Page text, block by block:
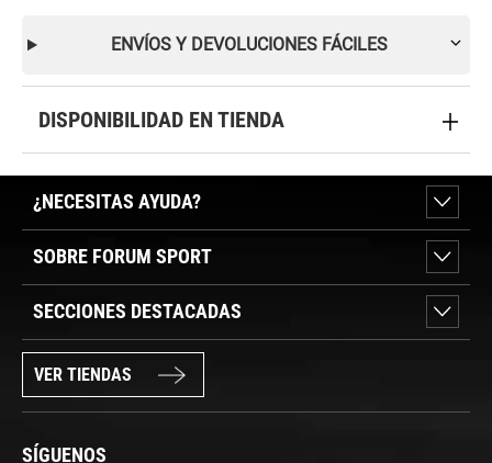
ENVÍOS Y DEVOLUCIONES FÁCILES
DISPONIBILIDAD EN TIENDA
¿NECESITAS AYUDA?
SOBRE FORUM SPORT
SECCIONES DESTACADAS
VER TIENDAS
SÍGUENOS